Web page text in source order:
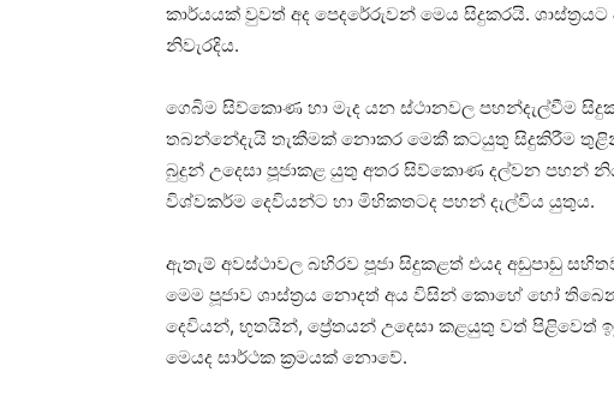
කාර්යයක්‌ වුවත් අද පෙදරේරුවන් මෙය සිදුකරයි.
නිවැරදිය.
ගෙබිම සිව්කොණ හා මැද යන ස්‌ථානවල පහන්දැල්වීම
තබන්නේදැයි තැකීමක්‌ නොකර මෙකී කටයුතු සිදුකිරීම තුළින්
බුදුන් උදෙසා පූජාකළ යුතු අතර සිව්කොණ දල්වන පහන්
විශ්වකර්ම දෙවියන්ට හා මිහිකතටද පහන් දැල්විය යුතුය.
ඇතැම් අවස්‌ථාවල බහිරව පූජා සිදුකළත් එයද අඩුපාඩු
මෙම පූජාව ශාස්‌ත්‍රය නොදත් අය විසින් කොහේ හෝ
දෙවියන්, භූතයින්, ප්‍රේතයන් උදෙසා කළයුතු වත් පිළිවෙත්
මෙයද සාර්ථක ක්‍රමයක්‌ නොවේ.